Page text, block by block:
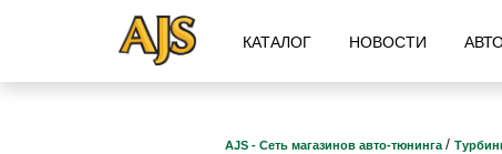
КАТАЛОГ НОВОСТИ
AJS - Сеть магазинов авто-тюнинга /